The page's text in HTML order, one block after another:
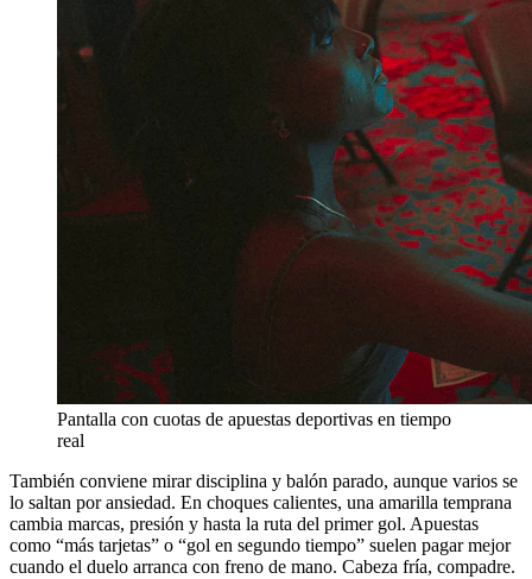
Pantalla con cuotas de apuestas deportivas en tiempo
real
También conviene mirar disciplina y balón parado, aunque varios se
lo saltan por ansiedad. En choques calientes, una amarilla temprana
cambia marcas, presión y hasta la ruta del primer gol. Apuestas
como “más tarjetas” o “gol en segundo tiempo” suelen pagar mejor
cuando el duelo arranca con freno de mano. Cabeza fría, compadre.